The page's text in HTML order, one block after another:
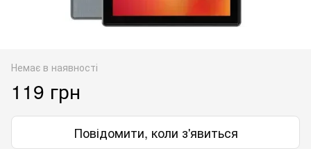
Немає в наявності
119 грн
Повідомити, коли з'явиться